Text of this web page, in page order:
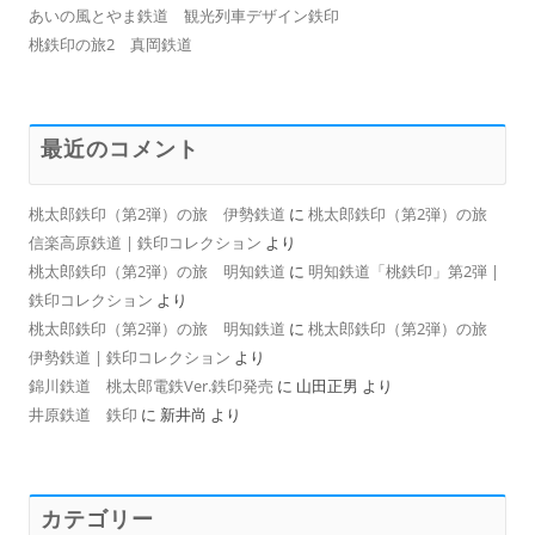
あいの風とやま鉄道 観光列車デザイン鉄印
桃鉄印の旅2 真岡鉄道
最近のコメント
桃太郎鉄印（第2弾）の旅 伊勢鉄道 に 桃太郎鉄印（第2弾）の旅
信楽高原鉄道 | 鉄印コレクション より
桃太郎鉄印（第2弾）の旅 明知鉄道 に 明知鉄道「桃鉄印」第2弾 |
鉄印コレクション より
桃太郎鉄印（第2弾）の旅 明知鉄道 に 桃太郎鉄印（第2弾）の旅
伊勢鉄道 | 鉄印コレクション より
錦川鉄道 桃太郎電鉄Ver.鉄印発売 に 山田正男 より
井原鉄道 鉄印 に 新井尚 より
カテゴリー